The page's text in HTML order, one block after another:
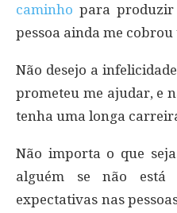
caminho para produzir
pessoa ainda me
Não desejo a
prometeu me ajudar, e
tenha uma longa
Não importa o que
alguém se não está
expectativas nas